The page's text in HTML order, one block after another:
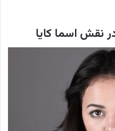
نقش اسما کایا